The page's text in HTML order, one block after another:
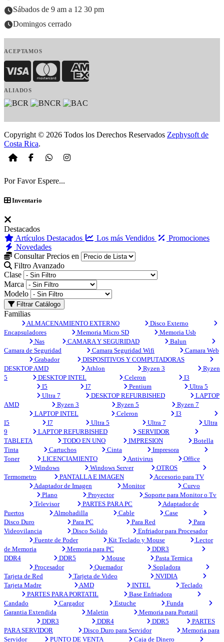
Sábados de 9 am a 12 30 pm
Domingos cerrado
ACEPTAMOS
Visa MasterCardAmerican Express
ALIADOS
Copyright © 2026 Todos los Derechos Reservados Zephysoft de
Costa Rica.
Por Favor Espere...
Inventario
Destacados
Artículos Destacados
Los más Vendidos
Promociones
Novedades
Consultar Precios en
Filtro Avanzado
Clase
Marca
Modelo
Filtrar Catálogo
Familias
ALMACENAMIENTO EXTERNO
Disco Externo
Encapsuladores
Memoria Micro SD
Memoria Usb
Nas
CAMARA Y SEGURIDAD
Balun
Camara de Seguridad
Camara Seguridad Wifi
Camara Web
Grabador
DISPOSITIVOS Y COMPUTADORAS
DESKTOP AMD
Athlon Ryzen 3
Ryzen
5
DESKTOP INTEL Celeron
I3
I5
I7 Pentium
Ultra 5
Ultra 7
DESKTOP REFURBISHED
LAPTOP
AMD
Ryzen 3 Ryzen 5
Ryzen 7
LAPTOP INTEL
Celeron
I3
I5
I7 Ultra 5 Ultra 7
Ultra
9
LAPTOP REFURBISHED
SERVIDOR
TABLETA
TODO EN UNO IMPRESION
Botella
Tinta
Cartuchos Cinta
Impresora
Toner
LICENCIAMIENTO Antivirus
Office
Windows
Windows Server
OTROS
Termometro
PANTALLA E IMAGEN
Accesorio para TV
Adaptador de Imagen
Monitor
Curvo
Plano
Proyector
Soporte para Monitor o Tv
Televisor
PARTES PARA PC
Adaptador de
Puertos
Almohadilla Cable
Case
Disco Duro
Para PC Para Red
Para
Videovilancia
Disco Solido
Enfriador para Procesador
Fuente de Poder
Kit Teclado y Mouse
Lector
de Memoria
Memoria para PC
DDR3
DDR4
DDR5 Mouse
Pasta Termica
Procesador
Quemador
Sopladora
Tarjeta de Red
Tarjeta de Video
NVIDIA
Tarjeta Madre
AMD INTEL
Teclado
PARTES PARA PORTATIL
Base Enfriadora
Candado
Cargador Estuche
Funda
Garantia Extendida
Maletin
Memoria para Portatil
DDR3
DDR4 DDR5
PARTES
PARA SERVIDOR
Disco Duro para Servidor
Memoria para
Servidor
PUNTO DE VENTA Caja de Dinero